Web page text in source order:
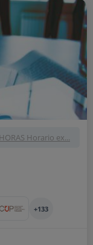
Horario ex...
+133